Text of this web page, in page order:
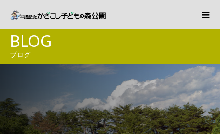
BLOG
ブログ